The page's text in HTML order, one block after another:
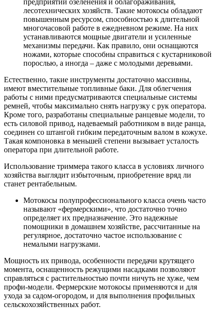
лесотехнических хозяйств. Такие мотокосы обладают
повышенным ресурсом, способностью к длительной
многочасовой работе в ежедневном режиме. На них
устанавливаются мощные двигатели и усиленные
механизмы передачи. Как правило, они оснащаются
ножами, которые способны справиться с кустарниковой
порослью, а иногда – даже с молодыми деревьями.
Естественно, такие инструменты достаточно массивны,
имеют вместительные топливные баки. Для облегчения
работы с ними предусматриваются специальные системы
ремней, чтобы максимально снять нагрузку с рук оператора.
Кроме того, разработаны специальные ранцевые модели, то
есть силовой привод, надеваемый работником в виде ранца,
соединен со штангой гибким передаточным валом в кожухе.
Такая компоновка в меньшей степени вызывает усталость
оператора при длительной работе.
Использование триммера такого класса в условиях личного
хозяйства выглядит избыточным, приобретение вряд ли
станет рентабельным.
Мотокосы полупрофессионального класса очень часто
называют «фермерскими», что достаточно точно
определяет их предназначение. Это надежные
помощники в домашнем хозяйстве, рассчитанные на
регулярное, достаточно частое использование с
немалыми нагрузками.
Мощность их привода, особенности передачи крутящего
момента, оснащенность режущими насадками позволяют
справляться с растительностью почти ничуть не хуже, чем
профи-модели. Фермерские мотокосы применяются и для
ухода за садом-огородом, и для выполнения профильных
сельскохозяйственных работ.